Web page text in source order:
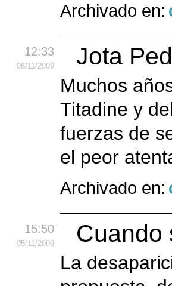
Archivado en:
12:33
06/11/2009 Jota
Muchos
Titadine y
fuerzas de
el peor
Archivado en:
15:50
05/11/2009 Cuando
La